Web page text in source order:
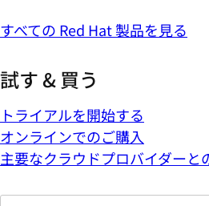
すべての Red Hat 製品を見る
試す & 買う
トライアルを開始する
オンラインでのご購入
主要なクラウドプロバイダーと